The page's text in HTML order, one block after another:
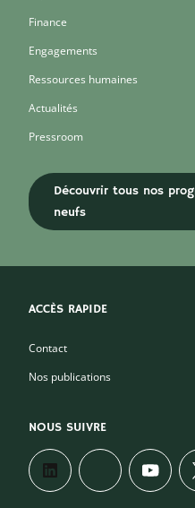
Finance
Engagements
Ressources humaines
Actualités
Pressroom
Découvrir tous nos
neufs
ACCÈS RAPIDE
Contact
Nos publications
NOUS SUIVRE